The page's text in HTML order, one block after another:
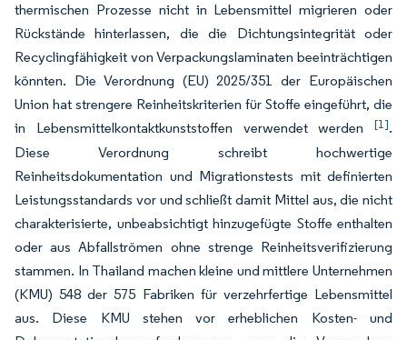
thermischen Prozesse nicht in Lebensmittel migrieren oder
Rückstände hinterlassen, die die Dichtungsintegrität oder
Recyclingfähigkeit von Verpackungslaminaten beeinträchtigen
könnten. Die Verordnung (EU) 2025/351 der Europäischen
Union hat strengere Reinheitskriterien für Stoffe eingeführt, die
in Lebensmittelkontaktkunststoffen verwendet werden [1].
Diese Verordnung schreibt hochwertige
Reinheitsdokumentation und Migrationstests mit definierten
Leistungsstandards vor und schließt damit Mittel aus, die nicht
charakterisierte, unbeabsichtigt hinzugefügte Stoffe enthalten
oder aus Abfallströmen ohne strenge Reinheitsverifizierung
stammen. In Thailand machen kleine und mittlere Unternehmen
(KMU) 548 der 575 Fabriken für verzehrfertige Lebensmittel
aus. Diese KMU stehen vor erheblichen Kosten- und